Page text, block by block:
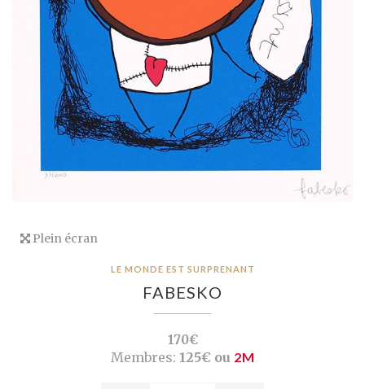
Plein écran
LE MONDE EST SURPRENANT
FABESKO
170€
Membres: 125€ ou 2M